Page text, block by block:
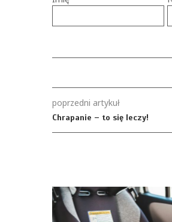
poprzedni artykuł
Chrapanie – to się leczy!